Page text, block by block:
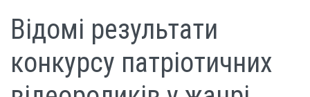
Відомі результати
конкурсу патріотичних